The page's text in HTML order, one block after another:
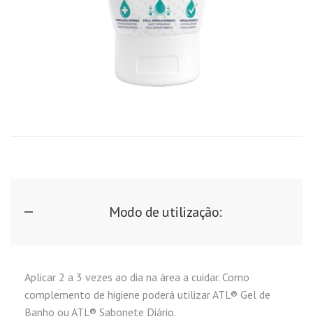
Modo de utilização:
Aplicar 2 a 3 vezes ao dia na área a cuidar. Como
complemento de higiene poderá utilizar ATL® Gel de
Banho ou ATL® Sabonete Diário.